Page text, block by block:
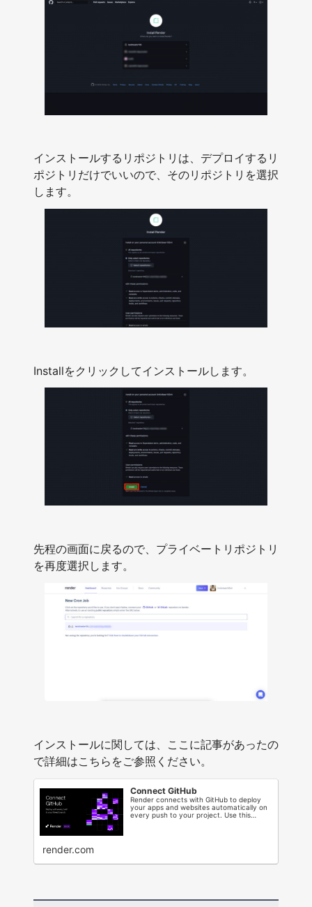
インストールするリポジトリは、デプロイするリ
ポジトリだけでいいので、そのリポジトリを選択
します。
Installをクリックしてインストールします。
先程の画面に戻るので、プライベートリポジトリ
を再度選択します。
インストールに関しては、ここに記事があったの
で詳細はこちらをご参照ください。
Connect GitHub
Render connects with GitHub to deploy
your apps and websites automatically on
every push to your project. Use this
render.com